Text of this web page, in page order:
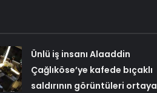
Ünlü iş insanı Alaaddin
Çağlıköse’ye kafede bıçaklı
saldırının görüntüleri ortaya